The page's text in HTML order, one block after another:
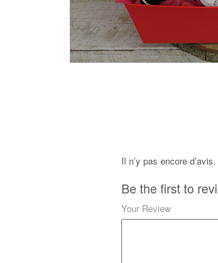
Il n’y pas encore d’avis.
Be the first to
Your Review